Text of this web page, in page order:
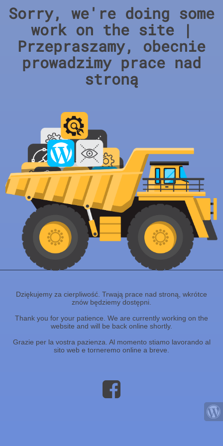
Sorry, we're doing some
work on the site |
Przepraszamy, obecnie
prowadzimy prace nad
stroną
Dziękujemy za cierpliwość. Trwają prace nad stroną, wkrótce
znów będziemy dostępni.
Thank you for your patience. We are currently working on the
website and will be back online shortly.
Grazie per la vostra pazienza. Al momento stiamo lavorando al
sito web e torneremo online a breve.